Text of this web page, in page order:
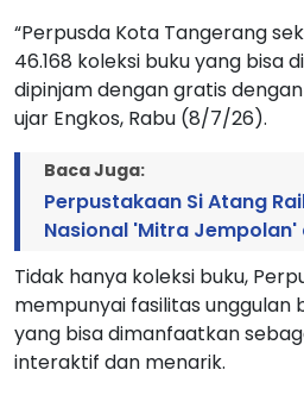
“Perpusda Kota Tangerang
46.168 koleksi buku yang bisa
dipinjam dengan gratis
ujar Engkos, Rabu (8/7/26).
Baca Juga:
Perpustakaan Si Atang
Nasional 'Mitra Jempolan'
Tidak hanya koleksi buku,
mempunyai fasilitas
yang bisa dimanfaatkan
interaktif dan menarik.